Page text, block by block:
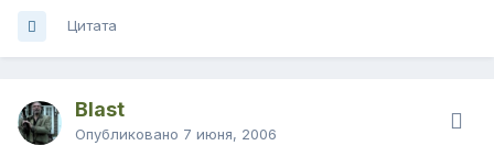
Цитата
Blast
Опубликовано 7 июня, 2006